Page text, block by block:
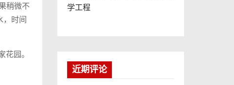
稍微不
，时间
园。
学工程
近期评论